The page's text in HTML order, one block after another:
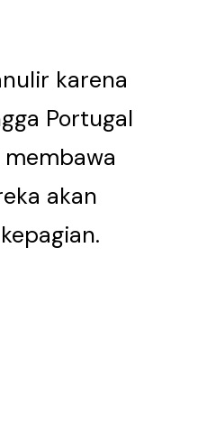
karena
Portugal
akan